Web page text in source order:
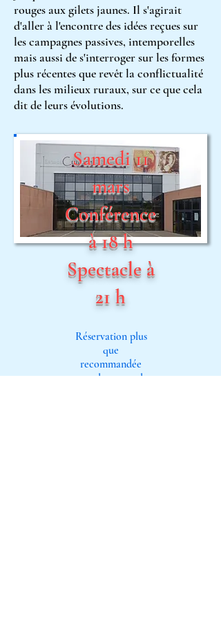
rouges aux gilets jaunes. Il s'agirait
d'aller à l'encontre des idées reçues sur
les campagnes passives, intemporelles
mais aussi de s'interroger sur les formes
plus récentes que revêt la conflictualité
dans les milieux ruraux, sur ce que cela
dit de leurs évolutions.
Samedi 11
mars
Conférence
à 18 h
Spectacle à
21 h
Réservation plus
que
recommandée
pour le spectacle